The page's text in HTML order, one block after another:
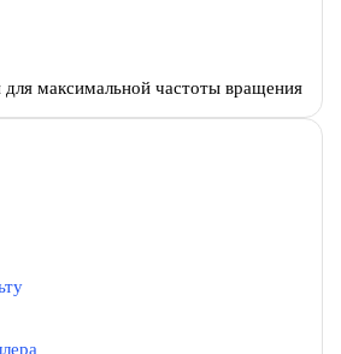
для максимальной частоты вращения